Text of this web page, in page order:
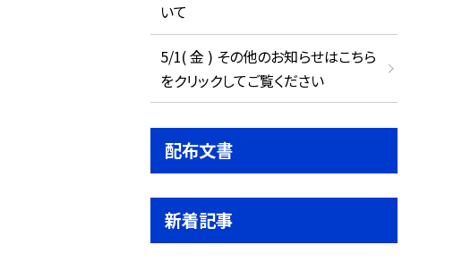
いて
5/1( 金 ) その他のお知らせはこちら
をクリックしてご覧ください
配布文書
新着記事